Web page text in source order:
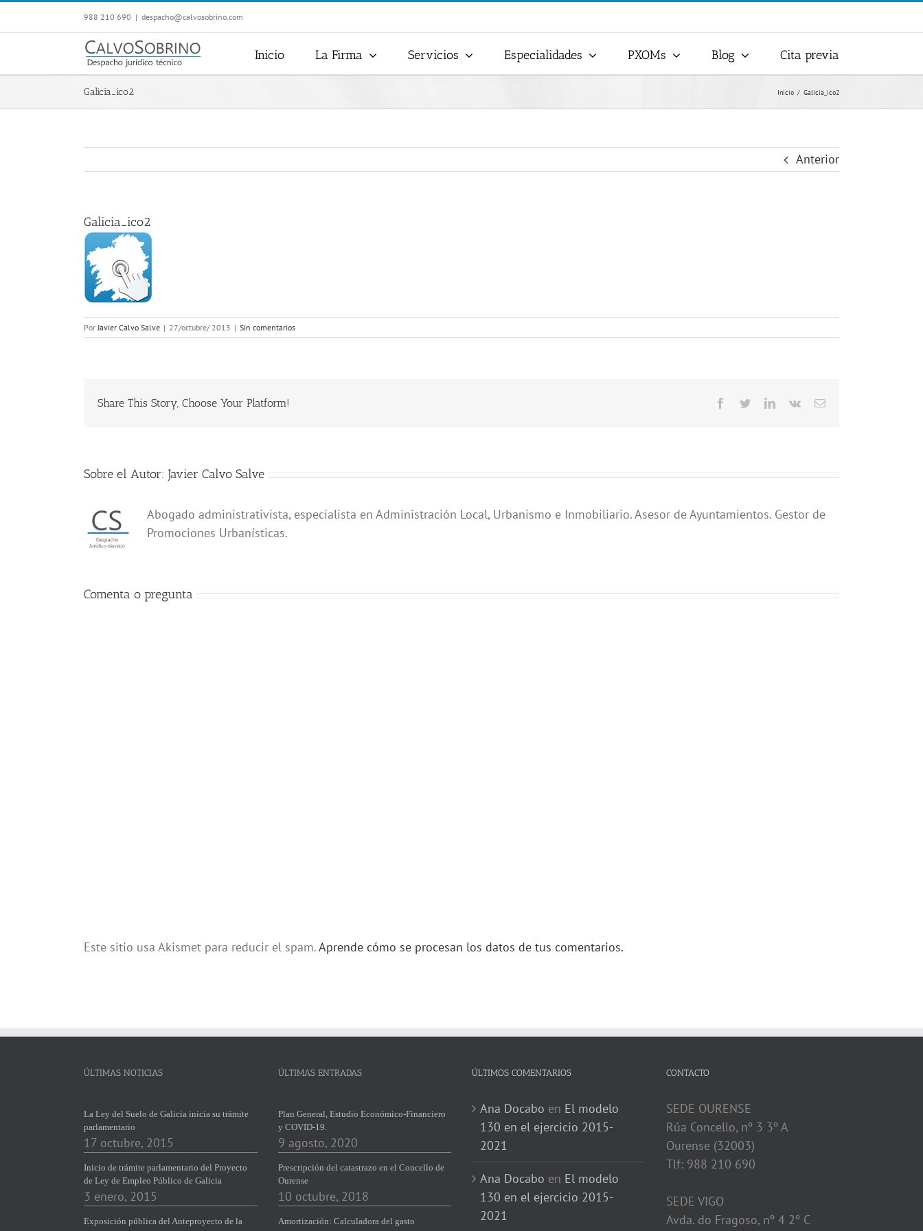
988 210 690 | despacho@calvosobrino.com
Inicio La Firma Servicios Especialidades PXOMs Blog Cita previa
Galicia_ico2 Inicio Galicia_ico2
Anterior
Galicia_ico2
PorJavier Calvo Salve | 27/octubre/ 2013 | Sin comentarios
Share This Story, Choose Your Platform! Facebook
TwitterLinkedIn
Vk
Correo
Sobre el Autor: Javier Calvo Salve
Abogado administrativista, especialista en Administración Local, Urbanismo e Inmobiliario. Asesor de Ayuntamientos. Gestor de
Promociones Urbanísticas.
Comenta o pregunta
Este sitio usa Akismet para reducir el spam.Aprende cómo se procesan los datos de tus comentarios.
ÚLTIMAS NOTICIAS
La Ley del Suelo de Galicia inicia su trámite
parlamentario
17 octubre, 2015
Inicio de trámite parlamentario del Proyecto
de Ley de Empleo Público de Galicia
3 enero, 2015
Exposición pública del Anteproyecto de la
ÚLTIMAS ENTRADAS
Plan General, Estudio Económico-Financiero
y COVID-19.
9 agosto, 2020
Prescripción del catastrazo en el Concello de
Ourense
10 octubre, 2018
Amortización: Calculadora del gasto
ÚLTIMOS COMENTARIOS
Ana Docabo en El modelo
130 en el ejercicio 2015-
2021
Ana Docabo en El modelo
130 en el ejercicio 2015-
2021
CONTACTO
SEDE OURENSE
Rúa Concello, nº 3 3º A
Ourense (32003)
Tlf: 988 210 690
SEDE VIGO
Avda. do Fragoso, nº 4 2º C